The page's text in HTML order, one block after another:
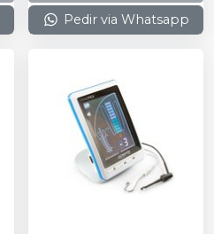
Pedir via Whatsapp